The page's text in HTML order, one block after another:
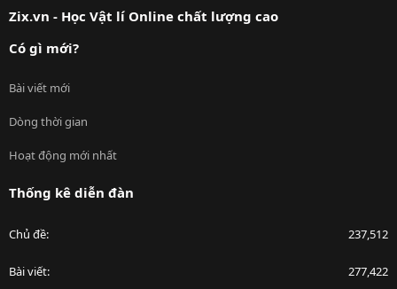
Zix.vn - Học Vật lí Online chất lượng cao
Có gì mới?
Bài viết mới
Dòng thời gian
Hoạt động mới nhất
Thống kê diễn đàn
Chủ đề 237,512
Bài viết 277,422